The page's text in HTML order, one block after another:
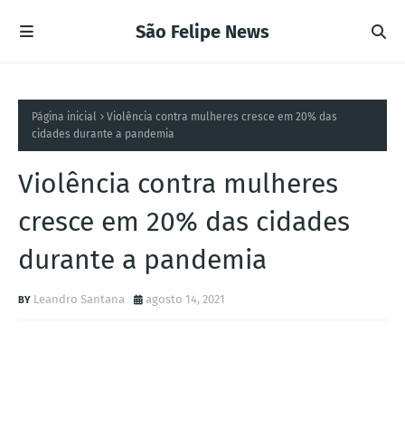
São Felipe News
Página inicial
Violência contra mulheres cresce em 20% das
cidades durante a pandemia
Violência contra mulheres
cresce em 20% das cidades
durante a pandemia
Leandro Santana agosto 14, 2021